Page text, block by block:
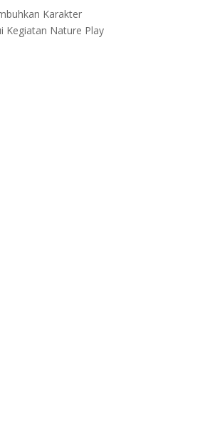
Karakter
Kegiatan Nature Play